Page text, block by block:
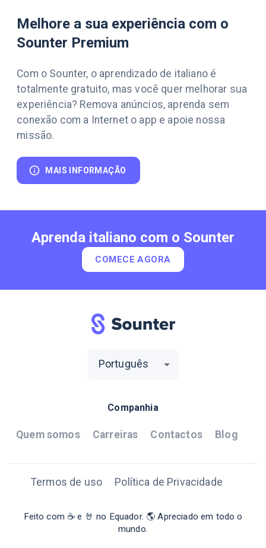
Melhore a sua experiência com o
Sounter Premium
Com o Sounter, o aprendizado de italiano é
totalmente gratuito, mas você quer melhorar sua
experiência? Remova anúncios, aprenda sem
conexão com a Internet o app e apoie nossa
missão.
MAIS INFORMAÇÃO
Aprenda italiano com o Sounter
COMECE AGORA
Português
Companhia
Quem somos Carreiras Contactos Blog
Termos de uso Política de Privacidade
Feito com ☕ e 🤘 no Equador. 🌎 Apreciado em todo o
mundo.